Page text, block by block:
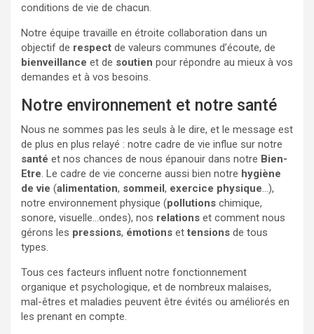
conditions de vie de chacun.
Notre équipe travaille en étroite collaboration dans un
objectif de respect de valeurs communes d’écoute, de
bienveillance et de soutien pour répondre au mieux à vos
demandes et à vos besoins.
Notre environnement et notre santé
Nous ne sommes pas les seuls à le dire, et le message est
de plus en plus relayé : notre cadre de vie influe sur notre
santé et nos chances de nous épanouir dans notre Bien-
Etre. Le cadre de vie concerne aussi bien notre hygiène
de vie (alimentation, sommeil, exercice physique…),
notre environnement physique (pollutions chimique,
sonore, visuelle…ondes), nos relations et comment nous
gérons les pressions, émotions ettensions de tous
types.
Tous ces facteurs influent notre fonctionnement
organique et psychologique, et de nombreux malaises,
mal-êtres et maladies peuvent être évités ou améliorés en
les prenant en compte.